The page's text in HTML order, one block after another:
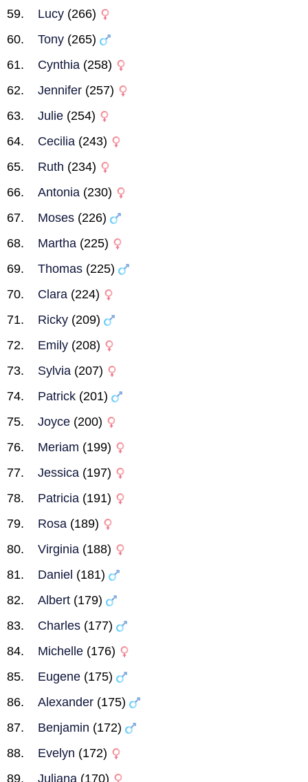
Lucy (266)
Tony (265)
Cynthia (258)
Jennifer (257)
Julie (254)
Cecilia (243)
Ruth (234)
Antonia (230)
Moses (226)
Martha (225)
Thomas (225)
Clara (224)
Ricky (209)
Emily (208)
Sylvia (207)
Patrick (201)
Joyce (200)
Meriam (199)
Jessica (197)
Patricia (191)
Rosa (189)
Virginia (188)
Daniel (181)
Albert (179)
Charles (177)
Michelle (176)
Eugene (175)
Alexander (175)
Benjamin (172)
Evelyn (172)
Juliana (170)